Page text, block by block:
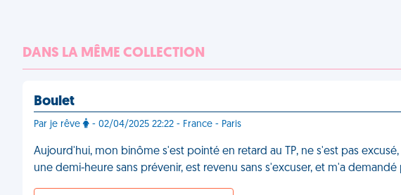
DANS LA MÊME COLLECTION
Boulet
Par je rêve - 02/04/2025 22:22 - France - Paris
Aujourd'hui, mon binôme s'est pointé en retard au TP, ne s'est pas
une demi-heure sans prévenir, est revenu sans s'excuser, et m'a